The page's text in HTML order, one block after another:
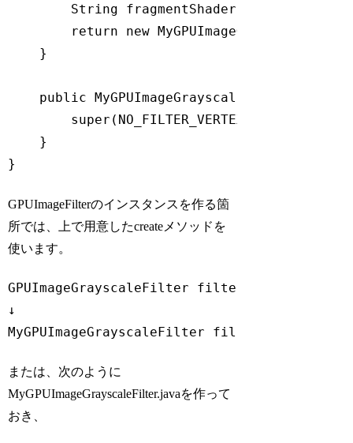
String fragmentShader =
return
new
    }
    public MyGPUImageGrayscaleFilter(
super (NO_FILTER_VERTEX_SHADER,
    }
}
GPUImageFilterのインスタンスを作る箇
所では、上で用意したcreateメソッドを
使います。
GPUImageGrayscaleFilter filter =
↓
MyGPUImageGrayscaleFilter filter =
または、次のように
MyGPUImageGrayscaleFilter.javaを作って
おき、